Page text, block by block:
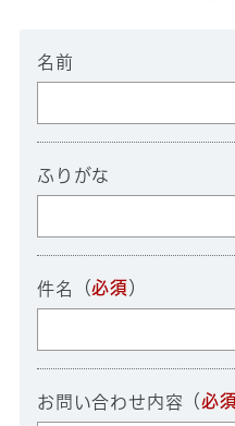
名前
ふりがな
件名 （必須 ）
お問い合わせ内容 （必須